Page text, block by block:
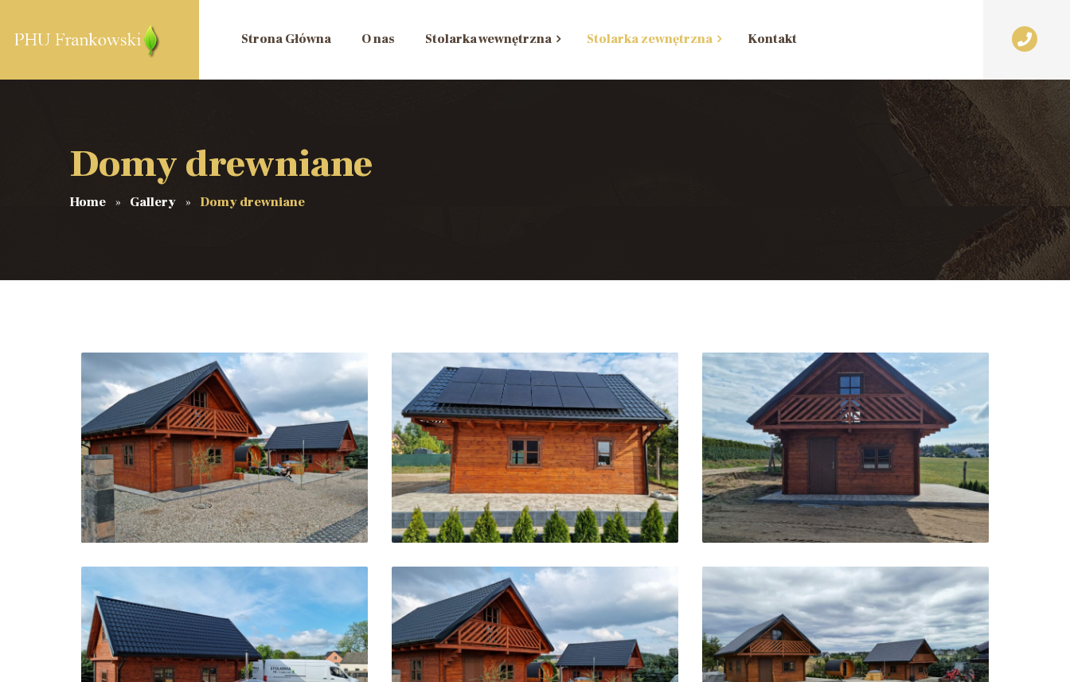
Strona Główna O nas Stolarka wewnętrzna Stolarka zewnętrzna Kontakt
Domy drewniane
Home Gallery Domy drewniane